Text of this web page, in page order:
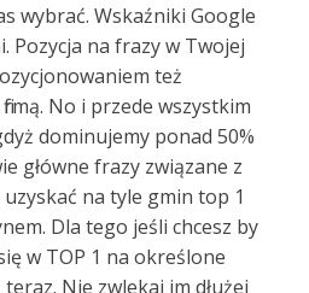
wybrać. Wskaźniki Google
Pozycja na frazy w Twojej
też
No i przede wszystkim
dominujemy ponad 50%
główne frazy związane z
na tyle gmin top 1
Dla tego jeśli chcesz by
w TOP 1 na określone
Nie zwlekaj im dłużej